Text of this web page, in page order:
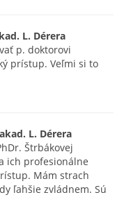
L. Dérera
p. doktorovi
prístup. Veľmi si to
L. Dérera
Štrbákovej
ich profesionálne
Mám strach
ľahšie zvládnem. Sú